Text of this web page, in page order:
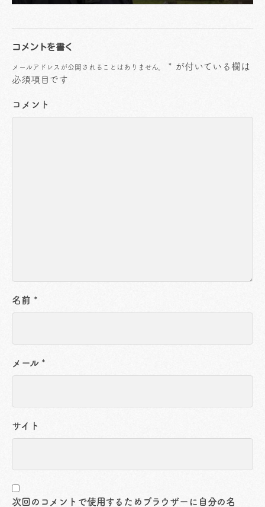
コメントを書く
メールアドレスが公開されることはありません。 * が付いている欄は
必須項目です
コメント
名前 *
メール *
サイト
次回のコメントで使用するためブラウザーに自分の名